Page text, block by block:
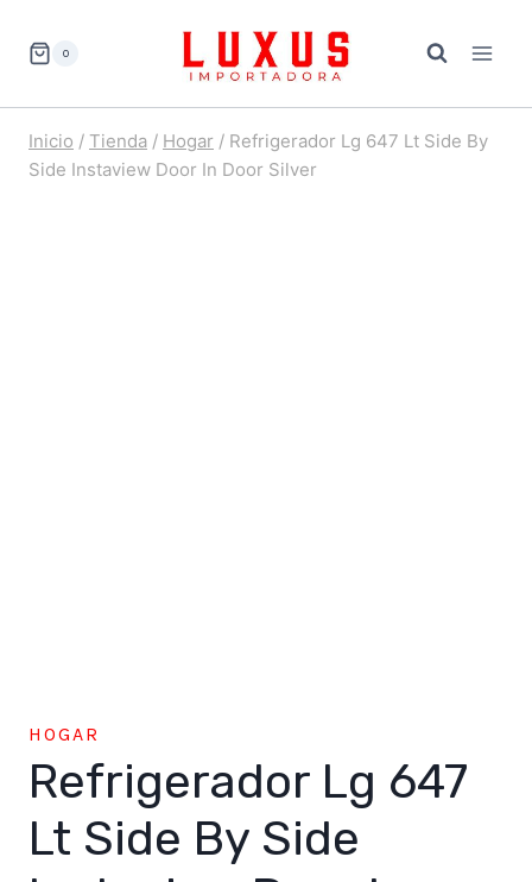
0
Inicio / Tienda / Hogar / Refrigerador Lg 647 Lt Side By
Side Instaview Door In Door Silver
HOGAR
Refrigerador Lg 647
Lt Side By Side